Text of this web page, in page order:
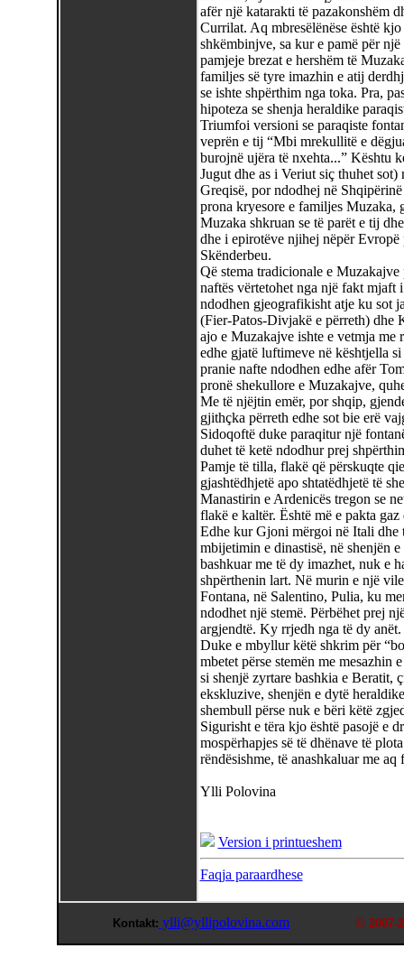
afër një katarakti të pazakonshëm
Currilat. Aq mbresëlënëse është
shkëmbinjve, sa kur e pamë për
pamjeje brezat e hershëm të
familjes së tyre imazhin e atij
se ishte shpërthim nga toka. Pra,
hipoteza se shenja heraldike
Triumfoi versioni se paraqiste
veprën e tij “Mbi mrekullitë e
burojnë ujëra të nxehta...” Kështu
Jugut dhe as i Veriut siç thuhet sot)
Greqisë, por ndodhej në
prona kryesore e familjes Muzaka,
Muzaka shkruan se të parët e tij
dhe i epirotëve njihej nëpër
Skënderbeu.
Që stema tradicionale e
naftës vërtetohet nga një fakt mjaft
ndodhen gjeografikisht atje ku sot
(Fier-Patos-Divjakë e përreth) dhe
ajo e Muzakajve ishte e vetmja me
edhe gjatë luftimeve në kështjella
pranie nafte ndodhen edhe afër
pronë shekullore e Muzakajve,
Me të njëjtin emër, por shqip,
gjithçka përreth edhe sot bie erë
Sidoqoftë duke paraqitur një
duhet të ketë ndodhur prej
Pamje të tilla, flakë që përskuqte
gjashtëdhjetë apo shtatëdhjetë të
Manastirin e Ardenicës tregon se
flakë e kaltër. Është më e pakta gaz
Edhe kur Gjoni mërgoi në Itali dhe
mbijetimin e dinastisë, në shenjën
bashkuar me të dy imazhet, nuk e
shpërthenin lart. Në murin e një
Fontana, në Salentino, Pulia, ku
ndodhet një stemë. Përbëhet prej
argjendtë. Ky rrjedh nga të dy
Duke e mbyllur këtë shkrim për
mbetet përse stemën me mesazhin
si shenjë zyrtare bashkia e Beratit,
ekskluzive, shenjën e dytë
shembull përse nuk e bëri këtë
Sigurisht e tëra kjo është pasojë e
mospërhapjes së të dhënave të
rëndësishme, të anashkaluar me
Ylli Polovina
Version i printueshem
Faqja paraardhese
Kontakt: ylli@yllipolovina.com © 2007-